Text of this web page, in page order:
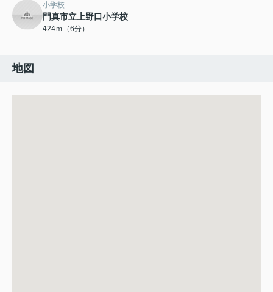
小学校
門真市立上野口小学校
424ｍ（6分）
地図